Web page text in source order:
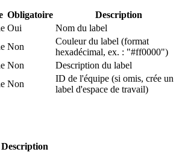
Obligatoire Description
Oui Nom du label
Non
Couleur du label (format
hexadécimal, ex. : "#ff0000")
Non Description du label
Non
ID de l'équipe (si omis, crée un
label d'espace de travail)
Description